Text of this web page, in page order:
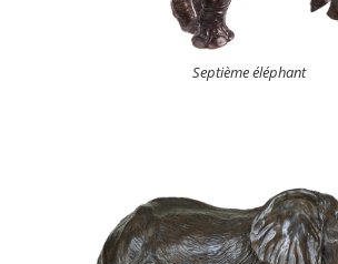
Septième éléphant